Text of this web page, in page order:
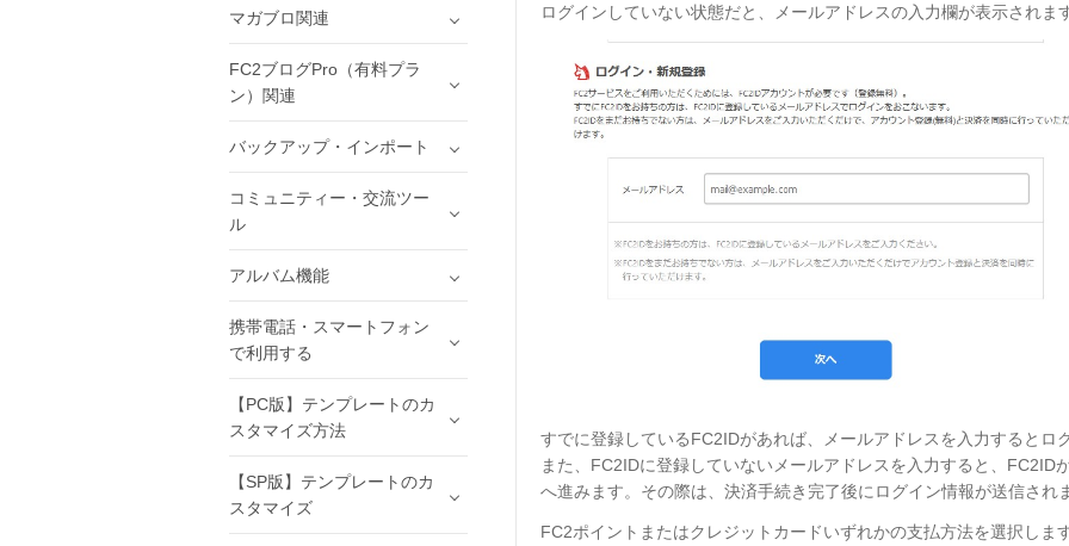
ログインしていない状態だと、メールアドレスの入力欄が表示されます
すでに登録しているFC2IDがあれば、メールアドレスを入力するとロ
また、FC2IDに登録していないメールアドレスを入力すると、FC2ID
へ進みます。その際は、決済手続き完了後にログイン情報が送信され
FC2ポイントまたはクレジットカードいずれかの支払方法を選択します
マガブロ関連
FC2ブログPro（有料プラ
ン）関連
バックアップ・インポート
コミュニティー・交流ツー
ル
アルバム機能
携帯電話・スマートフォン
で利用する
【PC版】テンプレートのカ
スタマイズ方法
【SP版】テンプレートのカ
スタマイズ